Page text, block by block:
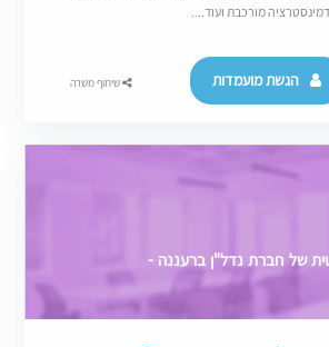
מורכבת ועוד....
הגשת מועמדות שיתוף משרה
של חברת נדל"ן ברעננה -